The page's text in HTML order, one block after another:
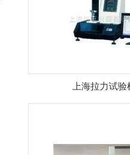
上海拉力试